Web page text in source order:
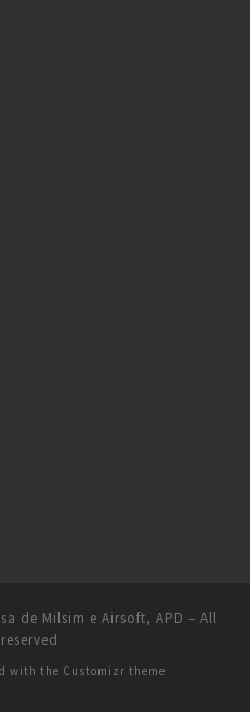
de Milsim e Airsoft, APD – All
with the Customizr theme